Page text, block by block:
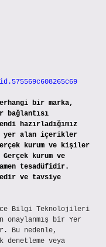
bir marka,
bağlantısı
hazırladığımız
yer alan içerikler
kurum ve kişiler
Gerçek kurum ve
tesadüfidir.
ve tavsiye
Bilgi Teknolojileri
onaylanmış bir Yer
Bu nedenle,
veya